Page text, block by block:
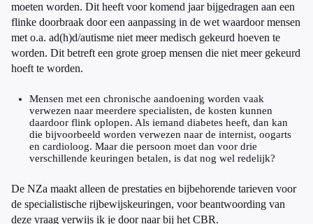
moeten worden. Dit heeft voor komend jaar bijgedragen aan een
flinke doorbraak door een aanpassing in de wet waardoor mensen
met o.a. ad(h)d/autisme niet meer medisch gekeurd hoeven te
worden. Dit betreft een grote groep mensen die niet meer gekeurd
hoeft te worden.
Mensen met een chronische aandoening worden vaak
verwezen naar meerdere specialisten, de kosten kunnen
daardoor flink oplopen. Als iemand diabetes heeft, dan kan
die bijvoorbeeld worden verwezen naar de internist, oogarts
en cardioloog. Maar die persoon moet dan voor drie
verschillende keuringen betalen, is dat nog wel redelijk?
De NZa maakt alleen de prestaties en bijbehorende tarieven voor
de specialistische rijbewijskeuringen, voor beantwoording van
deze vraag verwijs ik je door naar bij het CBR.